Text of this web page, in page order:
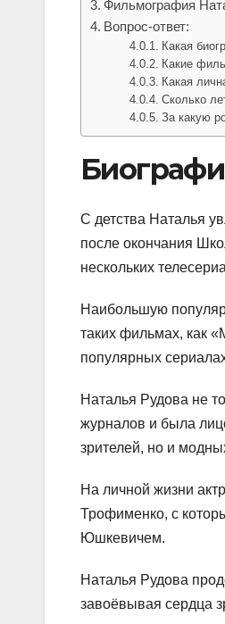
Фильмография
Вопрос-ответ:
Какая
Какие
Какая
Сколько
За какую
С детства Наталья
после окончания
нескольких
Наибольшую
таких фильмах, как
популярных
Наталья Рудова не
журналов и была
зрителей, но и
На личной жизни
Трофименко, с
Юшкевичем.
Наталья Рудова
завоёвывая сердца